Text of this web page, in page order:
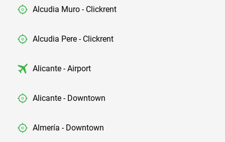
Alcudia Muro - Clickrent
Alcudia Pere - Clickrent
Alicante - Airport
Alicante - Downtown
Almería - Downtown